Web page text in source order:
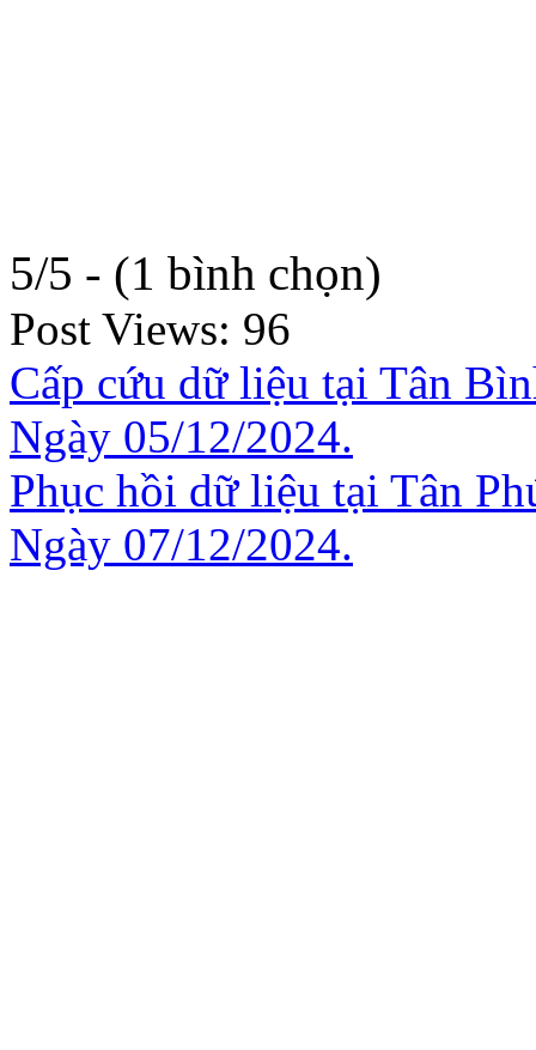
5/5 - (1 bình chọn)
Post Views: 96
Cấp cứu dữ liệu tại Tân
Ngày 05/12/2024.
Phục hồi dữ liệu tại Tân
Ngày 07/12/2024.